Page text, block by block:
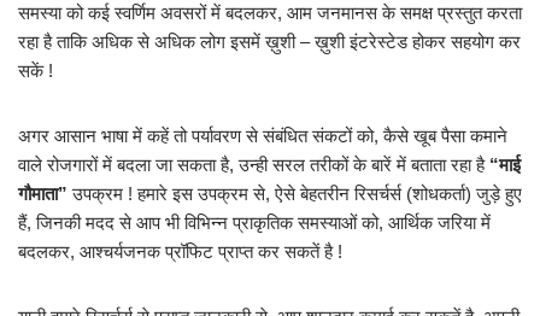
समस्या को कई स्वर्णिम अवसरों में बदलकर, आम जनमानस के समक्ष प्रस्तुत करता
रहा है ताकि अधिक से अधिक लोग इसमें ख़ुशी – ख़ुशी इंटरेस्टेड होकर सहयोग कर
सकें !
अगर आसान भाषा में कहें तो पर्यावरण से संबंधित संकटों को, कैसे खूब पैसा कमाने
वाले रोजगारों में बदला जा सकता है, उन्ही सरल तरीकों के बारें में बताता रहा है “माई
गौमाता” उपक्रम ! हमारे इस उपक्रम से, ऐसे बेहतरीन रिसर्चर्स (शोधकर्ता) जुड़े हुए
हैं, जिनकी मदद से आप भी विभिन्न प्राकृतिक समस्याओं को, आर्थिक जरिया में
बदलकर, आश्चर्यजनक प्रॉफिट प्राप्त कर सकतें है !